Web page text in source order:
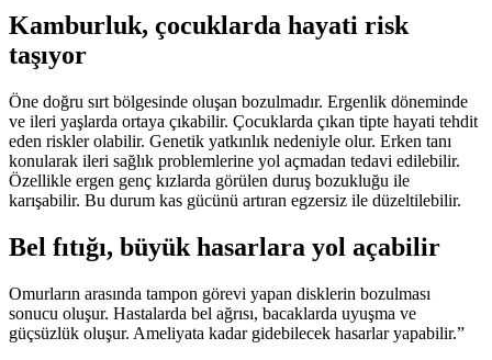
Kamburluk, çocuklarda hayati risk
taşıyor
Öne doğru sırt bölgesinde oluşan bozulmadır. Ergenlik döneminde
ve ileri yaşlarda ortaya çıkabilir. Çocuklarda çıkan tipte hayati tehdit
eden riskler olabilir. Genetik yatkınlık nedeniyle olur. Erken tanı
konularak ileri sağlık problemlerine yol açmadan tedavi edilebilir.
Özellikle ergen genç kızlarda görülen duruş bozukluğu ile
karışabilir. Bu durum kas gücünü artıran egzersiz ile düzeltilebilir.
Bel fıtığı, büyük hasarlara yol açabilir
Omurların arasında tampon görevi yapan disklerin bozulması
sonucu oluşur. Hastalarda bel ağrısı, bacaklarda uyuşma ve
güçsüzlük oluşur. Ameliyata kadar gidebilecek hasarlar yapabilir.”